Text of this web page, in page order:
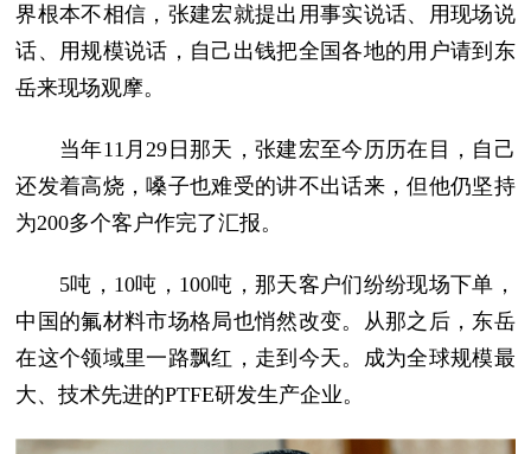
界根本不相信，张建宏就提出用事实说话、用现场说
话、用规模说话，自己出钱把全国各地的用户请到东
岳来现场观摩。
当年11月29日那天，张建宏至今历历在目，自己
还发着高烧，嗓子也难受的讲不出话来，但他仍坚持
为200多个客户作完了汇报。
5吨，10吨，100吨，那天客户们纷纷现场下单，
中国的氟材料市场格局也悄然改变。从那之后，东岳
在这个领域里一路飘红，走到今天。成为全球规模最
大、技术先进的PTFE研发生产企业。